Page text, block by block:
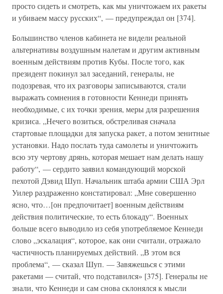
просто сидеть и смотреть, как мы уничтожаем их ракеты
и убиваем массу русских“, — предупреждал он [374].
Большинство членов кабинета не видели реальной
альтернативы воздушным налетам и другим активным
военным действиям против Кубы. После того, как
президент покинул зал заседаний, генералы, не
подозревая, что их разговоры записываются, стали
выражать сомнения в готовности Кеннеди принять
необходимые, с их точки зрения, меры для разрешения
кризиса. „Нечего возиться, обстреливая сначала
стартовые площадки для запуска ракет, а потом зенитные
установки. Надо послать туда самолеты и уничтожить
всю эту чертову дрянь, которая мешает нам делать нашу
работу“, — сердито заявил командующий морской
пехотой Дэвид Шуп. Начальник штаба армии США Эрл
Уилер раздраженно констатировал: „Мне совершенно
ясно, что…[он предпочитает] военным действиям
действия политические, то есть блокаду“. Военных
больше всего выводило из себя употребляемое Кеннеди
слово „эскалация“, которое, как они считали, отражало
частичность планируемых действий. „В этом вся
проблема“, — сказал Шуп. — Завяжешься с этими
ракетами — считай, что подставился» [375]. Генералы не
знали, что Кеннеди и сам снова склонялся к мысли